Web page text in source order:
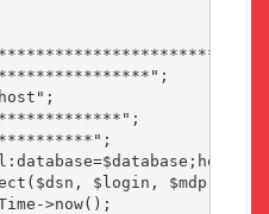
$login, $mdp) or
>now();